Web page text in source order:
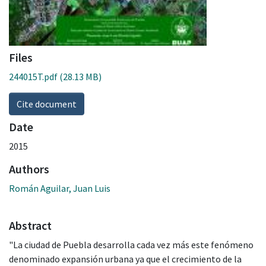
Files
244015T.pdf (28.13 MB)
Cite document
Date
2015
Authors
Román Aguilar, Juan Luis
Abstract
"La ciudad de Puebla desarrolla cada vez más este fenómeno
denominado expansión urbana ya que el crecimiento de la